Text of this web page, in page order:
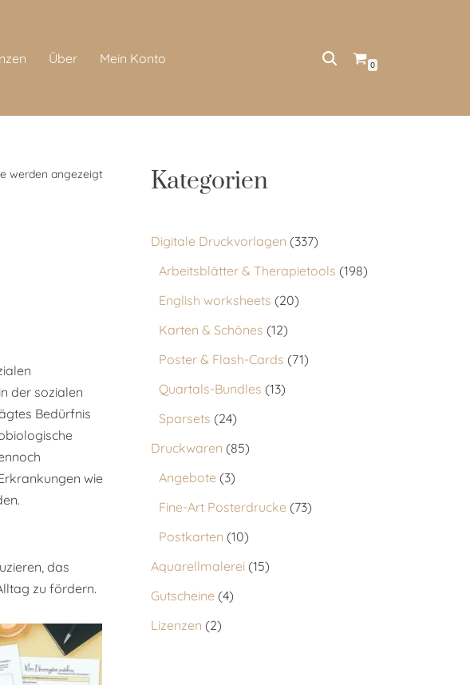
Über Mein Konto 0
werden angezeigt
der sozialen
Bedürfnis
wie
das
zu fördern.
Kategorien
Digitale Druckvorlagen 337
Arbeitsblätter & Therapietools 198
English worksheets 20
Karten & Schönes 12
Poster & Flash-Cards 71
Quartals-Bundles 13
Sparsets 24
Druckwaren 85
Angebote 3
Fine-Art Posterdrucke 73
Postkarten 10
Aquarellmalerei 15
Gutscheine 4
Lizenzen 2